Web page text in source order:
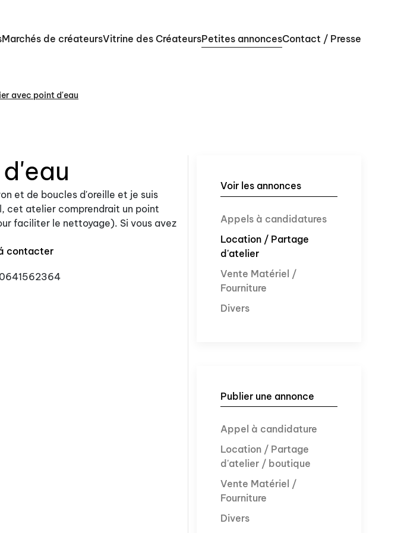
Marchés de créateursVitrine des CréateursPetites annoncesContact / Presse
avec point d'eau
et de boucles d'oreille et je suis
cet atelier comprendrait un point
faciliter le nettoyage). Si vous avez
contacter
0641562364
Voir les annonces
Appels à candidatures
Location / Partage
d'atelier
Vente Matériel /
Fourniture
Divers
Publier une annonce
Appel à candidature
Location / Partage
d'atelier / boutique
Vente Matériel /
Fourniture
Divers